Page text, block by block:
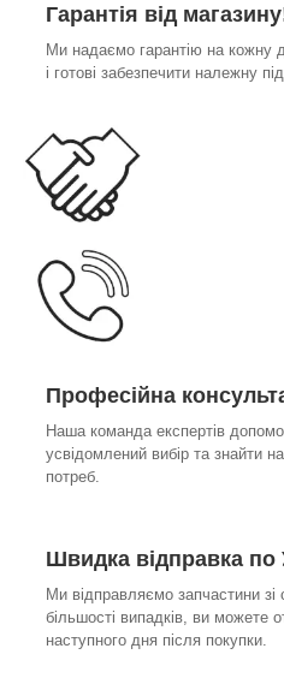
Гарантія від
Ми надаємо гарантію на кожну
і готові забезпечити належну
Професійна
Наша команда експертів
усвідомлений вибір та знайти
потреб.
Швидка відправка по
Ми відправляємо запчастини
більшості випадків, ви можете
наступного дня після покупки.